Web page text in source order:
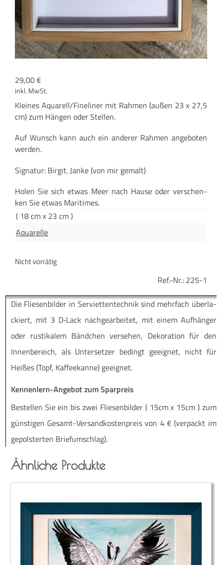
29,00€
inkl. MwSt.
Klei­nes Aquarell/Fineliner mit Rah­men (außen 23 x 27,5
cm) zum Hän­gen oder Stellen.
Auf Wunsch kann auch ein ande­rer Rah­men ange­bo­ten
werden.
Signa­tur: Bir­git. Jan­ke (von mir gemalt)
Holen Sie sich etwas Meer nach Hau­se oder ver­schen­
ken Sie etwas Maritimes.
( 18 cm x 23 cm )
Aquarelle
Nicht vorrätig
Ref.-Nr.: 225-1
Ähnliche Produkte
Die Flie­sen­bil­der in Ser­vi­et­ten­tech­nik sind mehr­fach über­la­
ckiert, mit 3 D‑Lack nach­ge­ar­bei­tet, mit einem Auf­hän­ger
oder rus­ti­ka­lem Bänd­chen ver­se­hen, Deko­ra­ti­on für den
Innen­be­reich, als Unter­set­zer bedingt geeig­net, nicht für
Hei­ßes (Topf, Kaf­fee­kan­ne) geeignet.
Kennenlern-Angebot zum Sparpreis
Be­stel­len Sie ein bis zwei Flie­sen­bil­der ( 15cm x 15cm ) zum
güns­ti­gen Ge­­samt-Ver­­­san­d­­kos­­ten­­preis von 4 € (ver­packt im
ge­pols­ter­ten Briefumschlag).